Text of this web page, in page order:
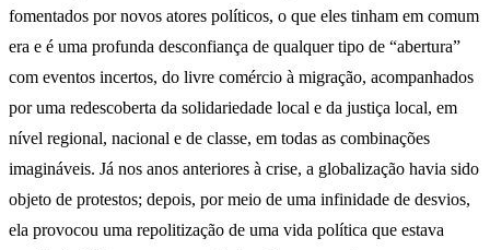
fomentados por novos atores políticos, o que eles tinham em comum
era e é uma profunda desconfiança de qualquer tipo de “abertura”
com eventos incertos, do livre comércio à migração, acompanhados
por uma redescoberta da solidariedade local e da justiça local, em
nível regional, nacional e de classe, em todas as combinações
imagináveis. Já nos anos anteriores à crise, a globalização havia sido
objeto de protestos; depois, por meio de uma infinidade de desvios,
ela provocou uma repolitização de uma vida política que estava